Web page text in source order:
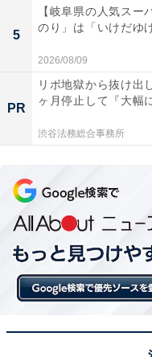
5
【岐阜県の人気スー
のり」は「いけだゆ
2026/08/09
PR
リボ地獄から抜け出
ヶ月停止して『大幅
渋谷法務総合事務所